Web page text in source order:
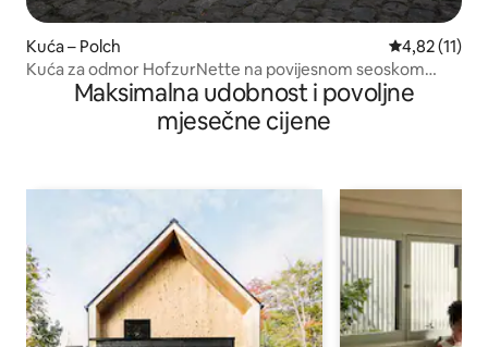
Kuća – Polch Prosječna
4,82 (11)
Kuća za odmor HofzurNette na povijesnom seoskom
gospodarstvu
Maksimalna udobnost i povoljne
mjesečne cijene